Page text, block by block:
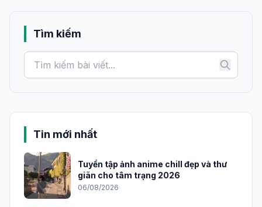
Tìm kiếm
Tin mới nhất
Tuyển tập ảnh anime chill đẹp và thư
giãn cho tâm trạng 2026
06/08/2026